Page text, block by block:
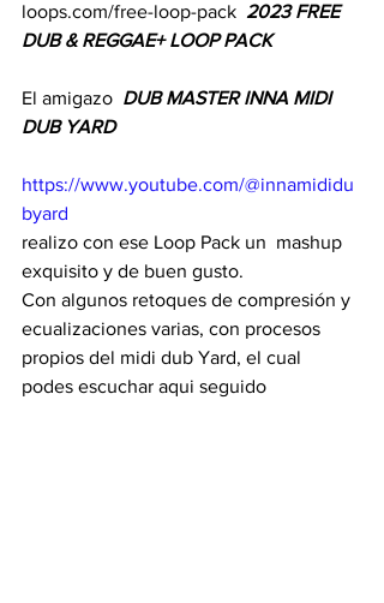
loops.com/free-loop-pack 2023 FREE
DUB & REGGAE+ LOOP PACK
El amigazo DUB MASTER INNA MIDI
DUB YARD
https://www.youtube.com/@innamididu
byard
realizo con ese Loop Pack un  mashup
exquisito y de buen gusto.
Con algunos retoques de compresión y
ecualizaciones varias, con procesos
propios del midi dub Yard, el cual
podes escuchar aqui seguido